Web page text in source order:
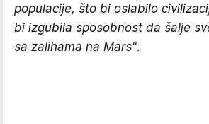
populacije, što bi oslabilo
bi izgubila sposobnost da šalje
sa zalihama na Mars".